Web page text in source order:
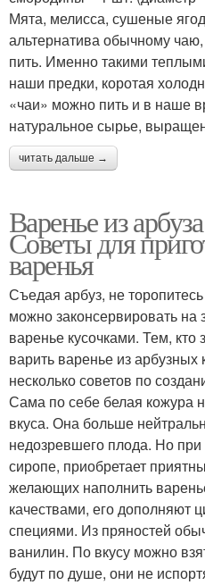
Мята, мелисса, сушеные
альтернатива обычному
пить. Именно такими
наши предки, коротая
«чаи» можно пить и в наше
натуральное сырье,
читать дальше →
Варенье из
Советы для
варенья
Съедая арбуз, не
можно законсервировать на
варенье кусочками. Тем, кто
варить варенье из арбузных
несколько советов по
Сама по себе белая кожура
вкуса. Она больше
недозревшего плода. Но
сиропе, приобретает
желающих наполнить
качествами, его дополняют
специями. Из пряностей
ванилин. По вкусу можно
будут по душе, они не